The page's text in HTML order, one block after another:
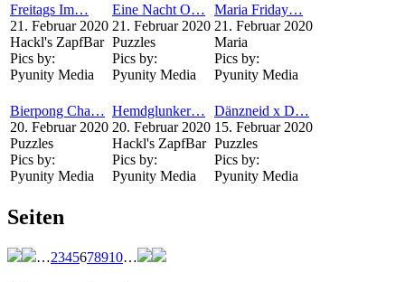
Freitags Im…
21. Februar 2020
Hackl's ZapfBar
Pics by:
Pyunity Media
Eine Nacht O…
21. Februar 2020
Puzzles
Pics by:
Pyunity Media
Maria Friday…
21. Februar 2020
Maria
Pics by:
Pyunity Media
Bierpong Cha…
20. Februar 2020
Puzzles
Pics by:
Pyunity Media
Hemdglunker…
20. Februar 2020
Hackl's ZapfBar
Pics by:
Pyunity Media
Dänzneid x D…
15. Februar 2020
Puzzles
Pics by:
Pyunity Media
Seiten
…2345678910…